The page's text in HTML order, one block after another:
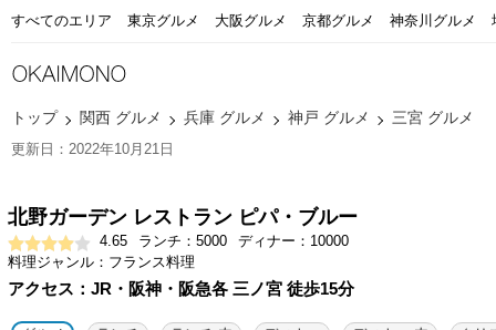
すべてのエリア 東京グルメ 大阪グルメ 京都グルメ 神奈川グルメ
トップ 関西 グルメ 兵庫 グルメ 神戸 グルメ 三宮 グルメ
更新日：2022年10月21日
北野ガーデン レストラン ピパ・ブルー
4.65 ランチ：5000
ディナー：10000
料理ジャンル：フランス料理
アクセス：JR・阪神・阪急各 三ノ宮 徒歩15分